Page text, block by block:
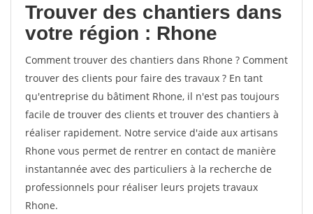
Trouver des chantiers dans
votre région : Rhone
Comment trouver des chantiers dans Rhone ? Comment
trouver des clients pour faire des travaux ? En tant
qu'entreprise du bâtiment Rhone, il n'est pas toujours
facile de trouver des clients et trouver des chantiers à
réaliser rapidement. Notre service d'aide aux artisans
Rhone vous permet de rentrer en contact de manière
instantannée avec des particuliers à la recherche de
professionnels pour réaliser leurs projets travaux
Rhone.